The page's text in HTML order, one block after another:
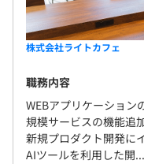
★札幌オフィスにつ
2019年創設。東京で
という希望の相談があ
現在は地方での雇用
オフィス拡大を視野
今後も一緒に札幌オ
集中です！
株式会社ライトカフェ
職務内容
WEBアプリケーション
規模サービスの機能追
新規プロダクト開発に
AIツールを利用した開...